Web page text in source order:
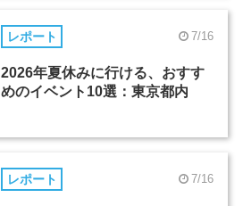
レポート 7/16
2026年夏休みに行ける、おすす
めのイベント10選：東京都内
レポート 7/16